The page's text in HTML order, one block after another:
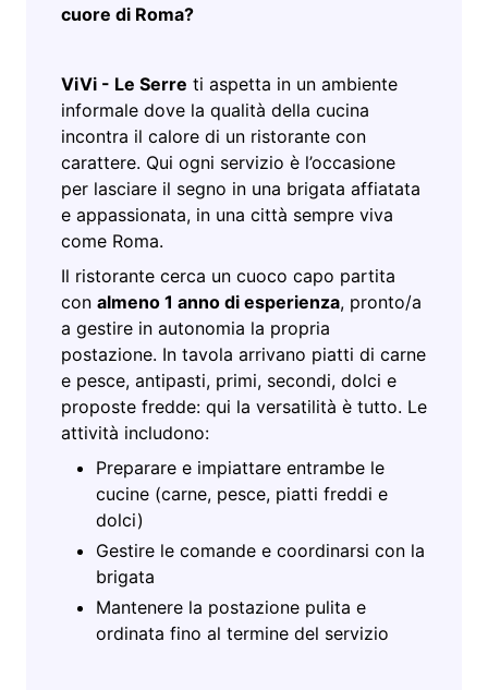
cuore di Roma?
ViVi - Le Serre ti aspetta in un ambiente
informale dove la qualità della cucina
incontra il calore di un ristorante con
carattere. Qui ogni servizio è l’occasione
per lasciare il segno in una brigata affiatata
e appassionata, in una città sempre viva
come Roma.
Il ristorante cerca un cuoco capo partita
con almeno 1 anno di esperienza, pronto/a
a gestire in autonomia la propria
postazione. In tavola arrivano piatti di carne
e pesce, antipasti, primi, secondi, dolci e
proposte fredde: qui la versatilità è tutto. Le
attività includono:
Preparare e impiattare entrambe le
cucine (carne, pesce, piatti freddi e
dolci)
Gestire le comande e coordinarsi con la
brigata
Mantenere la postazione pulita e
ordinata fino al termine del servizio